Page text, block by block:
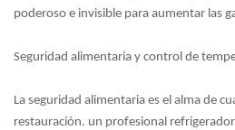
poderoso e invisible para aumentar las
Seguridad alimentaria y control de
La seguridad alimentaria es el alma de
restauración. un profesional